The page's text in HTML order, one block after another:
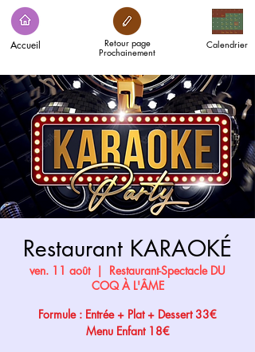
Accueil Calendrier
Retour page
Prochainement
Restaurant KARAOKÉ
ven. 11 août
  |
Restaurant-Spectacle DU
COQ À L'ÂME
Formule : Entrée + Plat + Dessert 33€
Menu Enfant 18€